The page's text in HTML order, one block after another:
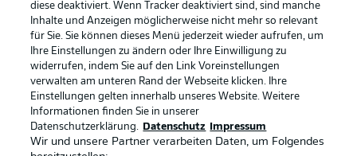
Datenschutz Nutzungsbedingungen
Kontakt Jobs
Impressum Partner
Spieler Liveticker
AGB
diese deaktiviert. Wenn Tracker deaktiviert sind, sind manche
Inhalte und Anzeigen möglicherweise nicht mehr so relevant
für Sie. Sie können dieses Menü jederzeit wieder aufrufen, um
Ihre Einstellungen zu ändern oder Ihre Einwilligung zu
widerrufen, indem Sie auf den Link Voreinstellungen
verwalten am unteren Rand der Webseite klicken. Ihre
Einstellungen gelten innerhalb unseres Website. Weitere
Informationen finden Sie in unserer
Datenschutzerklärung.
Datenschutz Impressum
Wir und unsere Partner verarbeiten Daten, um Folgendes